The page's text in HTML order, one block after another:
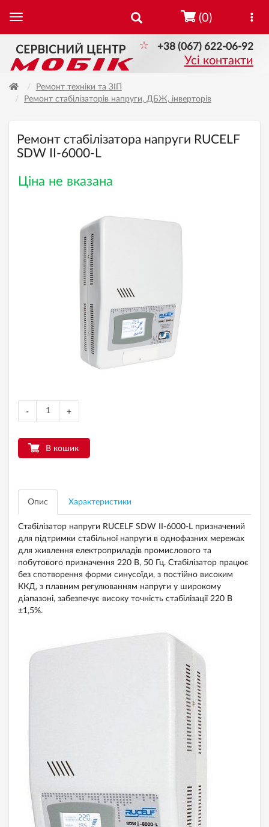
+38 (067) 622-06-92
Усі контакти
(0)
Ремонт техніки та ЗІП
Ремонт стабілізаторів напруги, ДБЖ, інверторів
Ремонт стабілізатора напруги RUCELF
SDW II-6000-L
Ціна не вказана
- +
В кошик
Опис Характеристики
Стабілізатор напруги RUCELF SDW II-6000-L призначений
для підтримки стабільної напруги в однофазних мережах
для живлення електроприладів промислового та
побутового призначення 220 В, 50 Гц. Стабілізатор працює
без спотворення форми синусоїди, з постійно високим
ККД, з плавним регулюванням напруги у широкому
діапазоні, забезпечує високу точність стабілізації 220 В
±1,5%.